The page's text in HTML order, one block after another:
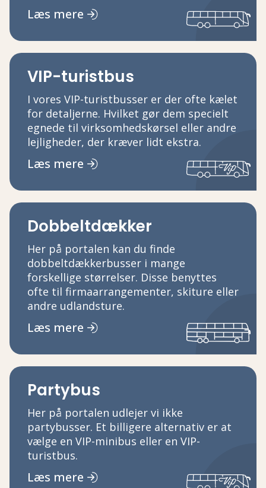
Læs mere
VIP-turistbus
I vores VIP-turistbusser er der ofte kælet
for detaljerne. Hvilket gør dem specielt
egnede til virksomhedskørsel eller andre
lejligheder, der kræver lidt ekstra.
Læs mere
Dobbeltdækker
Her på portalen kan du finde
dobbeltdækkerbusser i mange
forskellige størrelser. Disse benyttes
ofte til firmaarrangementer, skiture eller
andre udlandsture.
Læs mere
Partybus
Her på portalen udlejer vi ikke
partybusser. Et billigere alternativ er at
vælge en VIP-minibus eller en VIP-
turistbus.
Læs mere